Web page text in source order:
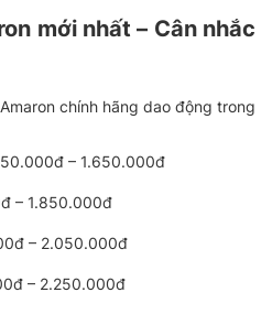
mới nhất – Cân nhắc
chính hãng dao động trong
– 1.650.000đ
– 1.850.000đ
– 2.050.000đ
– 2.250.000đ